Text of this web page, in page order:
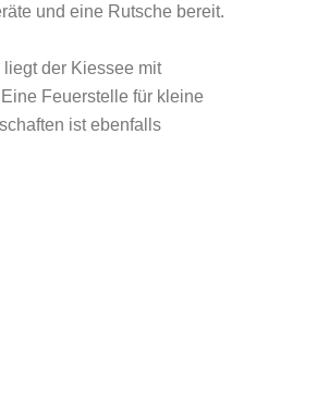
und eine Rutsche bereit.
liegt der Kiessee mit
Feuerstelle für kleine
ist ebenfalls